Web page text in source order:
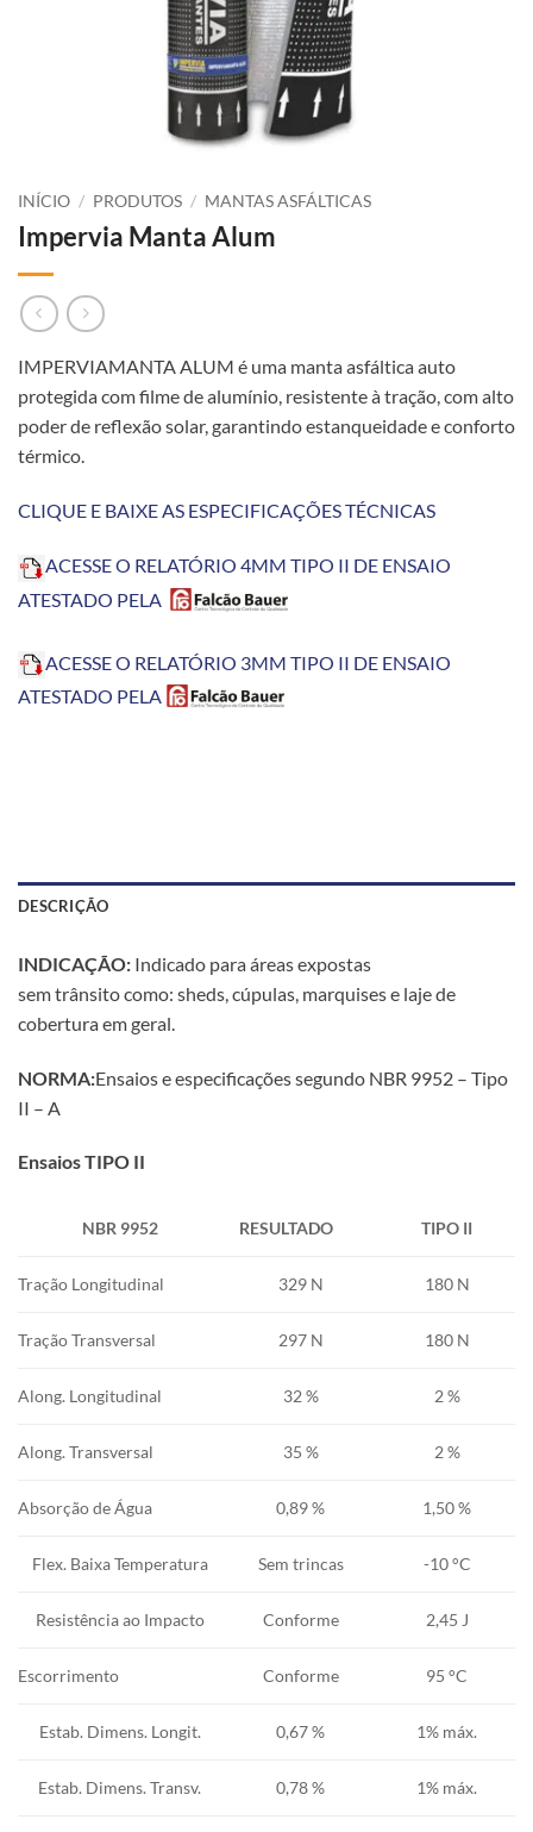
INÍCIO / PRODUTOS / MANTAS ASFÁLTICAS
Impervia Manta Alum
IMPERVIAMANTA ALUM é uma manta asfáltica auto
protegida com filme de alumínio, resistente à tração, com alto
poder de reflexão solar, garantindo estanqueidade e conforto
térmico.
CLIQUE E BAIXE AS ESPECIFICAÇÕES TÉCNICAS
ACESSE O RELATÓRIO 4MM TIPO II DE ENSAIO
ATESTADO PELA
ACESSE O RELATÓRIO 3MM TIPO II DE ENSAIO
ATESTADO PELA
DESCRIÇÃO
INDICAÇÃO: Indicado para áreas expostas
sem trânsito como: sheds, cúpulas, marquises e laje de
cobertura em geral.
NORMA:Ensaios e especificações segundo NBR 9952 – Tipo
II – A
Ensaios TIPO II
NBR 9952 RESULTADO TIPO II
Tração Longitudinal 329 N 180 N
TraçãoTransversal 297 N 180 N
Along. Longitudinal 32 % 2 %
Along. Transversal 35 % 2 %
AbsorçãodeÁgua 0,89 % 1,50 %
Flex. Baixa Temperatura Sem trincas -10 °C
Resistênciaao Impacto Conforme 2,45 J
Escorrimento Conforme 95 °C
Estab. Dimens. Longit. 0,67 % 1% máx.
Estab. Dimens. Transv. 0,78 % 1% máx.